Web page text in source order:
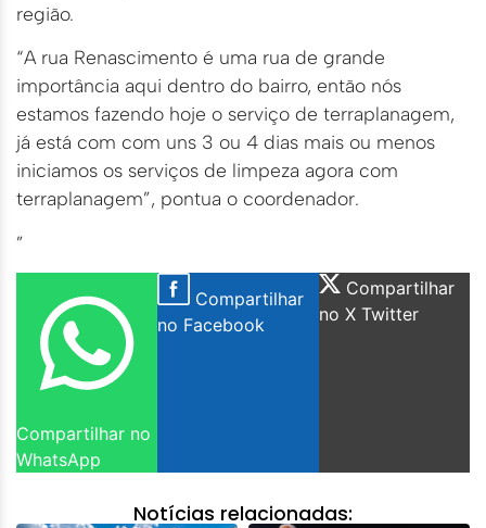
região.
“A rua Renascimento é uma rua de grande
importância aqui dentro do bairro, então nós
estamos fazendo hoje o serviço de terraplanagem,
já está com com uns 3 ou 4 dias mais ou menos
iniciamos os serviços de limpeza agora com
terraplanagem”, pontua o coordenador.
”
Compartilhar no
WhatsApp
Compartilhar
no Facebook
Compartilhar
no X Twitter
Notícias relacionadas: